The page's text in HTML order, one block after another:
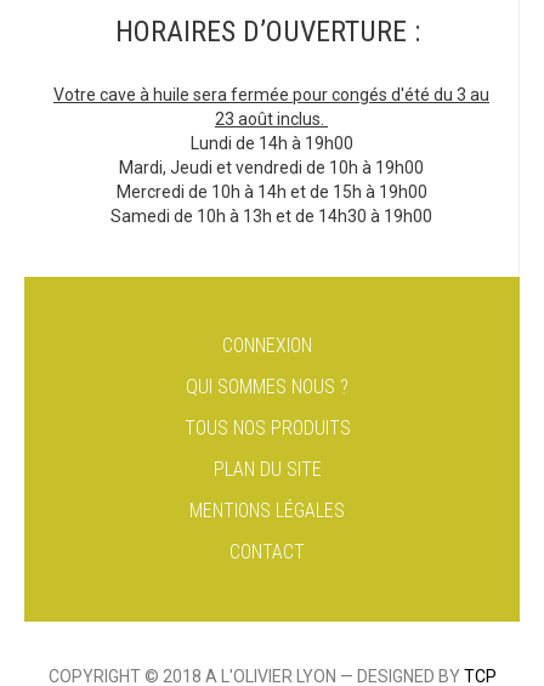
HORAIRES D’OUVERTURE :
Votre cave à huile sera fermée pour congés d'été du 3 au
23 août inclus.
Lundi de 14h à 19h00
Mardi, Jeudi et vendredi de 10h à 19h00
Mercredi de 10h à 14h et de 15h à 19h00
Samedi de 10h à 13h et de 14h30 à 19h00
CONNEXION
QUI SOMMES NOUS ?
TOUS NOS PRODUITS
PLAN DU SITE
MENTIONS LÉGALES
CONTACT
COPYRIGHT © 2018 A L'OLIVIER LYON — DESIGNED BYTCP